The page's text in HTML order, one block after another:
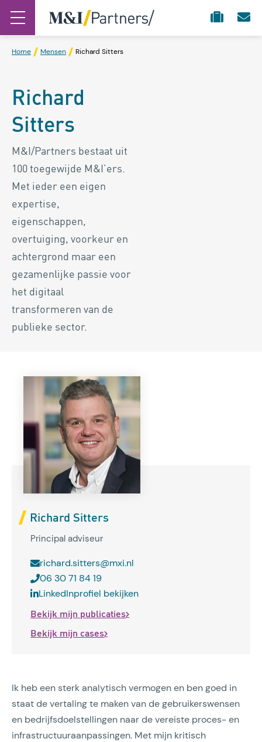
Home Mensen Richard Sitters
Richard
Sitters
M&I/Partners bestaat uit
100 toegewijde M&I’ers.
Met ieder een eigen
expertise,
eigenschappen,
overtuiging, voorkeur en
achtergrond maar een
gezamenlijke passie voor
het digitaal
transformeren van de
publieke sector.
Richard Sitters
Principal adviseur
richard.sitters@mxi.nl
06 30 71 84 19
LinkedInprofiel bekijken
Bekijk mijn publicaties
Bekijk mijn cases
Ik heb een sterk analytisch vermogen en ben goed in
staat de vertaling te maken van de gebruikerswensen
en bedrijfsdoelstellingen naar de vereiste proces- en
infrastructuuraanpassingen. Met mijn kritisch